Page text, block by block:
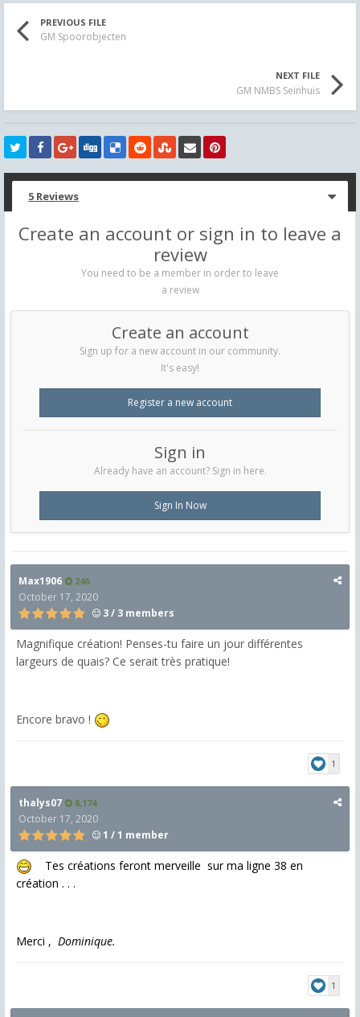
PREVIOUS FILE
GM Spoorobjecten
NEXT FILE
GM NMBS Seinhuis
5 Reviews
Create an account or sign in to leave a
review
You need to be a member in order to leave
a review
Create an account
Sign up for a new account in our community.
It's easy!
Register a new account
Sign in
Already have an account? Sign in here.
Sign In Now
Max1906 246
October 17, 2020
3 / 3 members
Magnifique création! Penses-tu faire un jour différentes
largeurs de quais? Ce serait très pratique!
Encore bravo !
1
thalys07 8,174
October 17, 2020
1 / 1 member
Tes créations feront merveille sur ma ligne 38 en
création . . .
Merci , Dominique.
1